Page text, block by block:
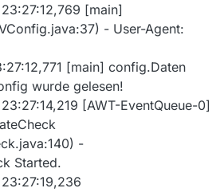
[main]
- User-Agent:
[main] config.Daten
wurde gelesen!
[AWT-EventQueue-0]
-
Started.